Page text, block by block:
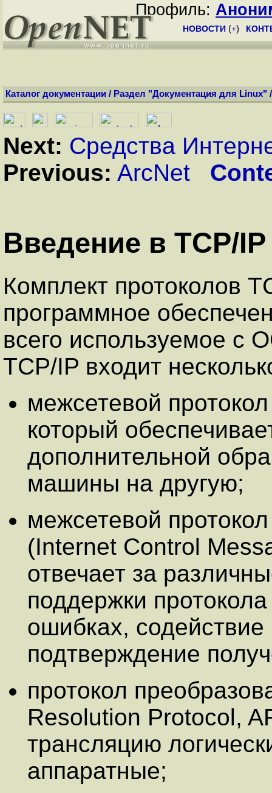
Профиль:
НОВОСТИ (+)
Каталог документации / Раздел "Документация для Linux"
Next: Средства
Previous: ArcNet
Введение в TCP/IP
Комплект протоколов
программное
всего используемое с
TCP/IP входит
межсетевой
который
дополнительной
машины на другую;
межсетевой
(Internet Control
отвечает за
поддержки
ошибках,
подтверждение
протокол
Resolution Protocol,
трансляцию
аппаратные;